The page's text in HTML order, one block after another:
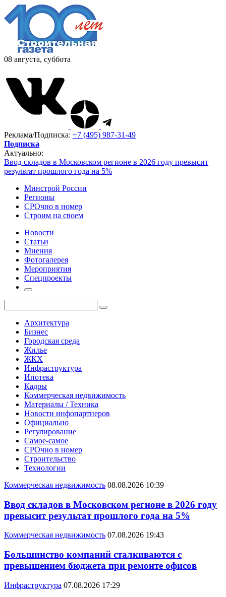
08 августа, суббота
Реклама/Подписка: +7 (495) 987-31-49
Подписка
Актуально:
Ввод складов в Московском регионе в 2026 году превысит
результат прошлого года на 5%
Минстрой России
Регионы
СРОчно в номер
Строим на своем
Новости
Статьи
Мнения
Фотогалерея
Мероприятия
Спецпроекты
Архитектура
Бизнес
Городская среда
Жилье
ЖКХ
Инфраструктура
Ипотека
Кадры
Коммерческая недвижимость
Материалы / Техника
Новости инфопартнеров
Официально
Регулирование
Самое-самое
СРОчно в номер
Строительство
Технологии
Коммерческая недвижимость 08.08.2026 10:39
Ввод складов в Московском регионе в 2026 году
превысит результат прошлого года на 5%
Коммерческая недвижимость 07.08.2026 19:43
Большинство компаний сталкиваются с
превышением бюджета при ремонте офисов
Инфраструктура 07.08.2026 17:29